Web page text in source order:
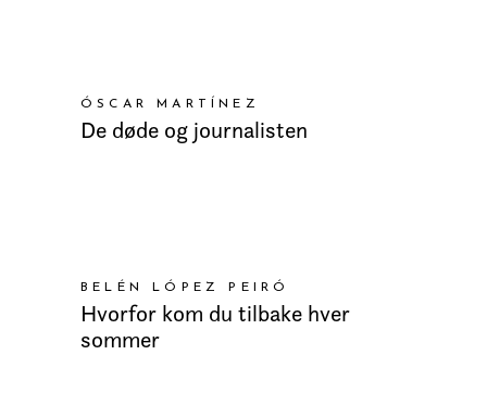
ÓSCAR MARTÍNEZ
De døde og journalisten
BELÉN LÓPEZ PEIRÓ
Hvorfor kom du tilbake hver
sommer